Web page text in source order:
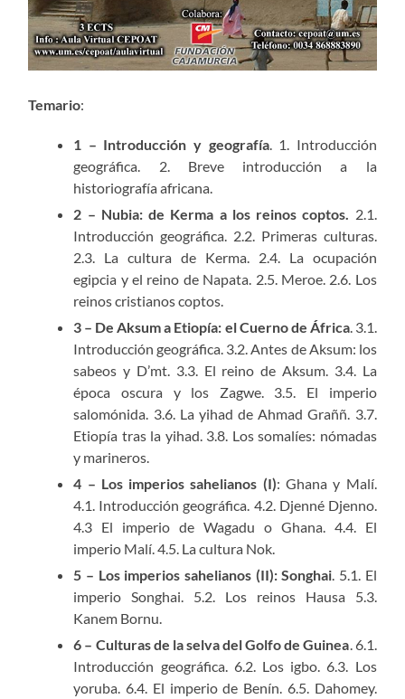
Temario:
1 – Introducción y geografía. 1. Introducción
geográfica. 2. Breve introducción a la
historiografía africana.
2 – Nubia: de Kerma a los reinos coptos.
2.1.
Introducción geográfica. 2.2. Primeras culturas.
2.3. La cultura de Kerma. 2.4. La ocupación
egipcia y el reino de Napata. 2.5. Meroe. 2.6. Los
reinos cristianos coptos.
3 – De Aksum a Etiopía: el Cuerno de África. 3.1.
Introducción geográfica. 3.2. Antes de Aksum: los
sabeos y D’mt. 3.3. El reino de Aksum. 3.4. La
época oscura y los Zagwe. 3.5. El imperio
salomónida. 3.6. La yihad de Ahmad Graññ. 3.7.
Etiopía tras la yihad. 3.8. Los somalíes: nómadas
y marineros.
4 – Los imperios sahelianos (I): Ghana y Malí.
4.1. Introducción geográfica. 4.2. Djenné Djenno.
4.3 El imperio de Wagadu o Ghana. 4.4. El
imperio Malí. 4.5. La cultura Nok.
5 – Los imperios sahelianos (II): Songhai . 5.1. El
imperio Songhai. 5.2. Los reinos Hausa 5.3.
Kanem Bornu.
6 – Culturas de la selva del Golfo de Guinea . 6.1.
Introducción geográfica. 6.2. Los igbo. 6.3. Los
yoruba. 6.4. El imperio de Benín. 6.5. Dahomey.